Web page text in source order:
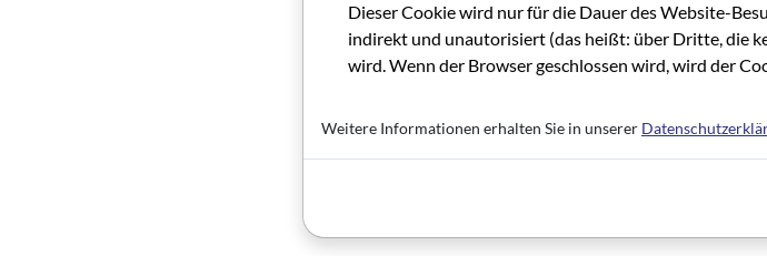
Dieser Cookie wird nur für die Dauer des Website-
indirekt und unautorisiert (das heißt: über Dritte, die
wird. Wenn der Browser geschlossen wird, wird der
Weitere Informationen erhalten Sie in unserer